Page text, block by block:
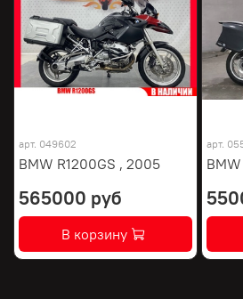
арт. 049602
BMW R1200GS , 2005
565000 руб
В корзину
арт.